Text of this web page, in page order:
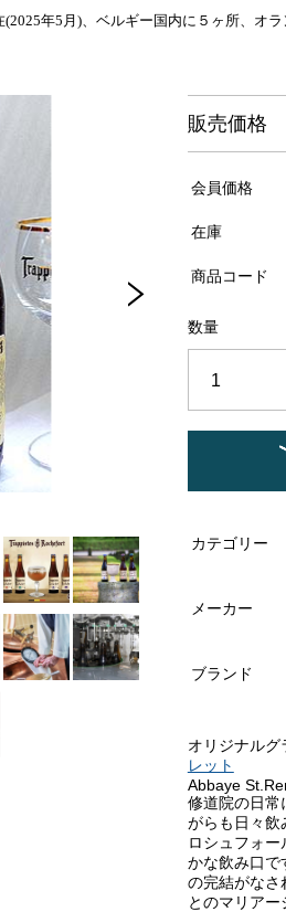
(2025年5月)、ベルギー国内に５ヶ所、オ
販売価格
会員価格
在庫
商品コード
数量
カテゴリー
メーカー
ブランド
オリジナルグ
レット
Abbaye
修道院の日常
がらも日々飲
ロシュフォ
かな飲み口で
の完結がなさ
とのマリア